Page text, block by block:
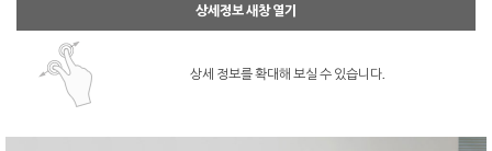
상세정보 새창 열기
상세 정보를 확대해 보실 수 있습니다.